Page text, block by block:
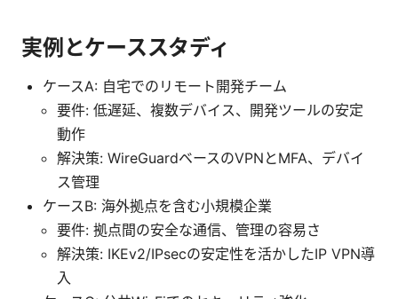
実例とケーススタディ
ケースA: 自宅でのリモート開発チーム
要件: 低遅延、複数デバイス、開発ツールの安定
動作
解決策: WireGuardベースのVPNとMFA、デバイ
ス管理
ケースB: 海外拠点を含む小規模企業
要件: 拠点間の安全な通信、管理の容易さ
解決策: IKEv2/IPsecの安定性を活かしたIP VPN導
入